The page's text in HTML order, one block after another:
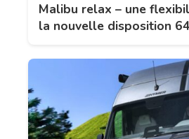
Malibu relax – une
la nouvelle disposition